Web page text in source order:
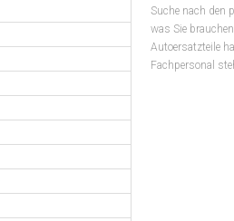
Suche nach den
was Sie
Autoersatzteile
Fachpersonal